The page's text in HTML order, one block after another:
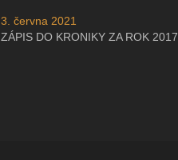
ZÁPIS DO KRONIKY ZA ROK 2017
3. června 2021